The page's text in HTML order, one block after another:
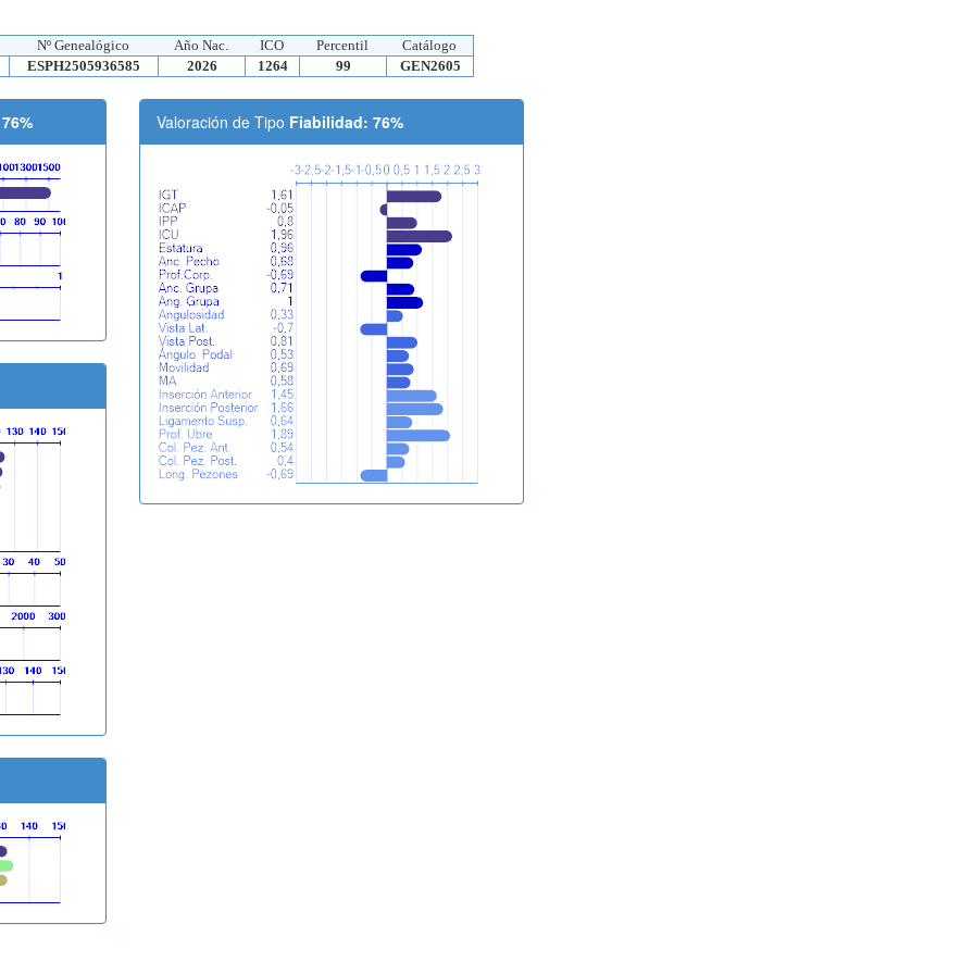
Nº Genealógico Año Nac. ICO Percentil
Catálogo
ESPH2505936585
2026 1264 99 GEN2605
Valoración de Tipo Fiabilidad: 76%